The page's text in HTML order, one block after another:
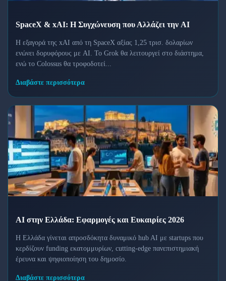
SpaceX & xAI: Η Συγχώνευση που Αλλάζει την AI
Η εξαγορά της xAI από τη SpaceX αξίας 1,25 τρισ. δολαρίων
ενώνει δορυφόρους με AI. Το Grok θα λειτουργεί στο διάστημα,
ενώ το Colossus θα τροφοδοτεί...
Διαβάστε περισσότερα
AI στην Ελλάδα: Εφαρμογές και Ευκαιρίες 2026
Η Ελλάδα γίνεται απροσδόκητα δυναμικό hub AI με startups που
κερδίζουν funding εκατομμυρίων, cutting-edge πανεπιστημιακή
έρευνα και ψηφιοποίηση του δημοσίο.
Διαβάστε περισσότερα